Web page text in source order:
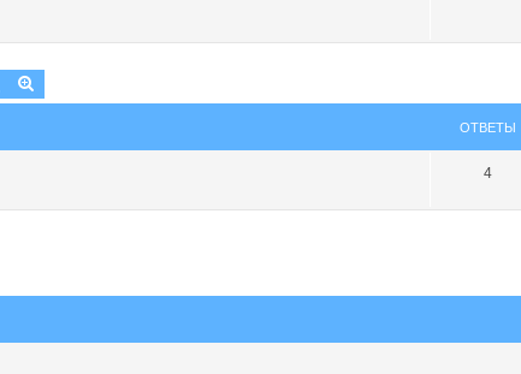
Поиск
ОТВЕТЫ
4